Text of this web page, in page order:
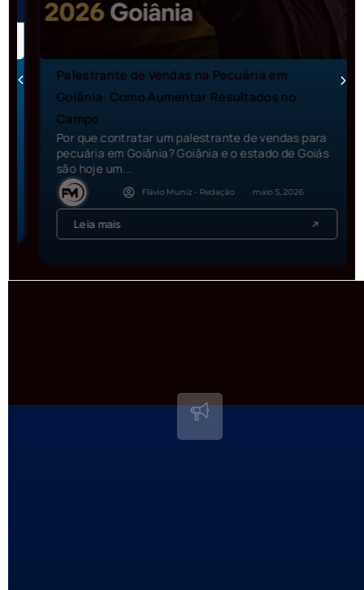
Palestrante de Vendas na Pecuária em
Goiânia: Como Aumentar Resultados no
Campo
Por que contratar um palestrante de vendas para
pecuária em Goiânia? Goiânia e o estado de Goiás
são hoje um...
Flávio Muniz - Redação maio 5, 2026
Leia mais